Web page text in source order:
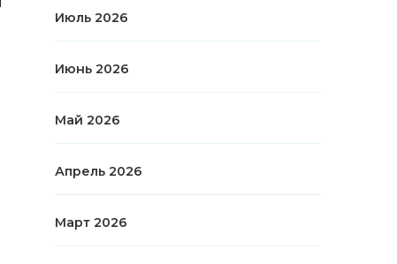
Июль 2026
Июнь 2026
Май 2026
Апрель 2026
Март 2026